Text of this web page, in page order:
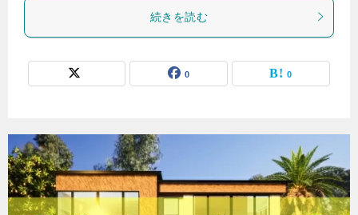
続きを読む
0 0